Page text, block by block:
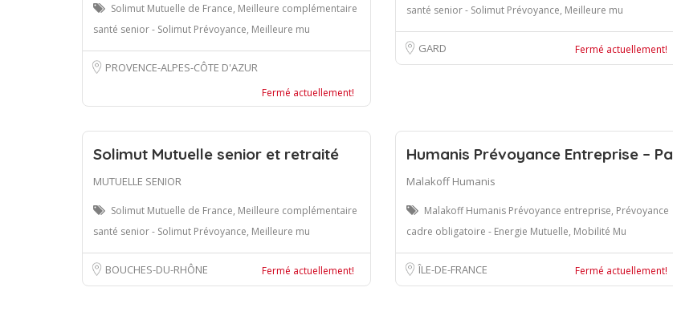
Solimut Mutuelle de France, Meilleure complémentaire
santé senior - Solimut Prévoyance, Meilleure mu
PROVENCE-ALPES-CÔTE D'AZUR
Fermé actuellement!
santé senior - Solimut Prévoyance, Meilleure mu
GARD Fermé actuellement!
Solimut Mutuelle senior et retraité
MUTUELLE SENIOR
Solimut Mutuelle de France, Meilleure complémentaire
santé senior - Solimut Prévoyance, Meilleure mu
BOUCHES-DU-RHÔNE Fermé actuellement!
Humanis Prévoyance Entreprise – Pa
Malakoff Humanis
Malakoff Humanis Prévoyance entreprise, Prévoyance
cadre obligatoire - Energie Mutuelle, Mobilité Mu
ÎLE-DE-FRANCE Fermé actuellement!